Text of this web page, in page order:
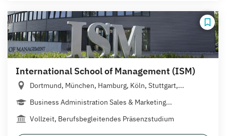
International School of Management (ISM)
Dortmund, München, Hamburg, Köln, Stuttgart,...
Business Administration Sales & Marketing...
Vollzeit, Berufsbegleitendes Präsenzstudium